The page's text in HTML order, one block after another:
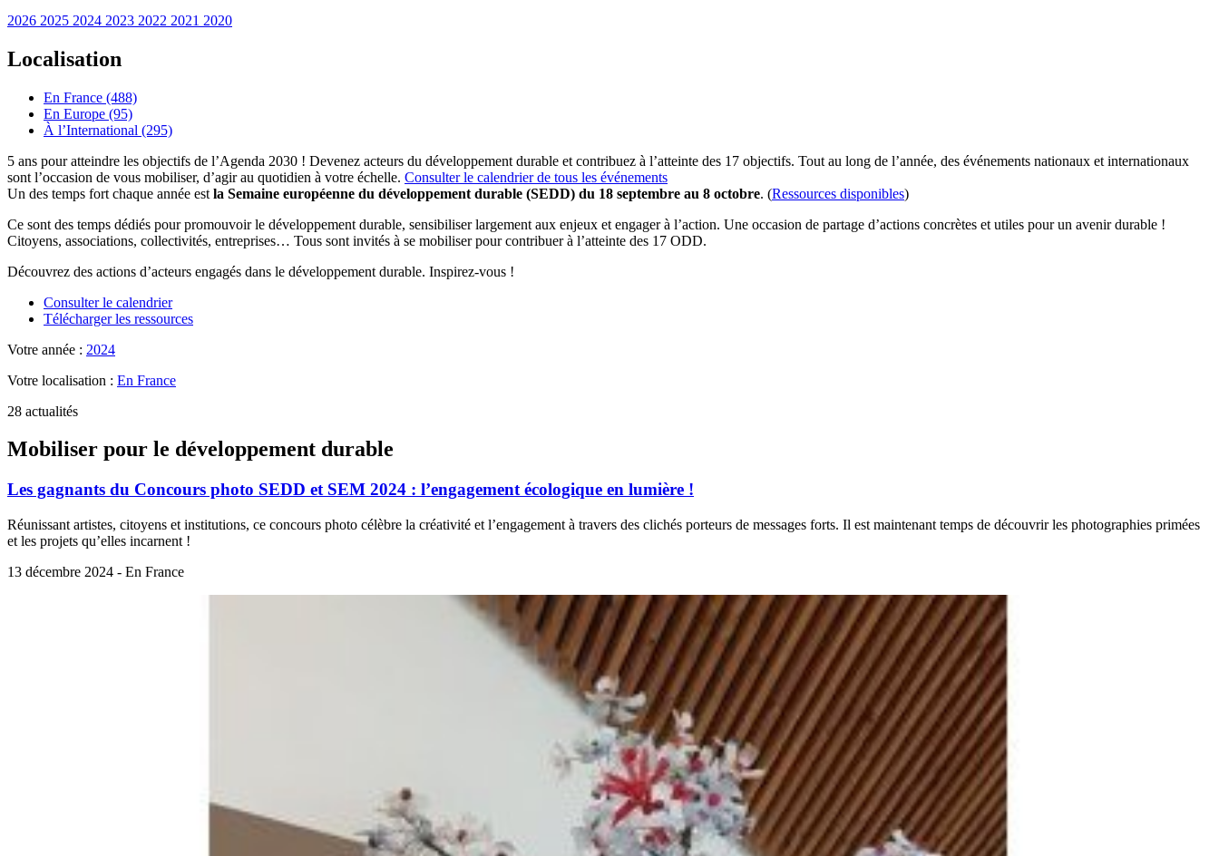
2026 2025 2024 2023 2022 2021 2020
Localisation
En France (488)
En Europe (95)
À l’International (295)
5 ans pour atteindre les objectifs de l’Agenda 2030 ! Devenez acteurs du développement durable et contribuez à l’atteinte des 17 objectifs. Tout au long de l’année, des événements nationaux et internationaux
sont l’occasion de vous mobiliser, d’agir au quotidien à votre échelle. Consulter le calendrier de tous les événements
Un des temps fort chaque année est la Semaine européenne du développement durable (SEDD) du 18 septembre au 8 octobre. (Ressources disponibles)
Ce sont des temps dédiés pour promouvoir le développement durable, sensibiliser largement aux enjeux et engager à l’action. Une occasion de partage d’actions concrètes et utiles pour un avenir durable !
Citoyens, associations, collectivités, entreprises… Tous sont invités à se mobiliser pour contribuer à l’atteinte des 17 ODD.
Découvrez des actions d’acteurs engagés dans le développement durable. Inspirez-vous !
Consulter le calendrier
Télécharger les ressources
Votre année : 2024
Votre localisation : En France
28 actualités
Mobiliser pour le développement durable
Les gagnants du Concours photo SEDD et SEM 2024 : l’engagement écologique en lumière !
Réunissant artistes, citoyens et institutions, ce concours photo célèbre la créativité et l’engagement à travers des clichés porteurs de messages forts. Il est maintenant temps de découvrir les photographies primées
et les projets qu’elles incarnent !
13 décembre 2024 - En France